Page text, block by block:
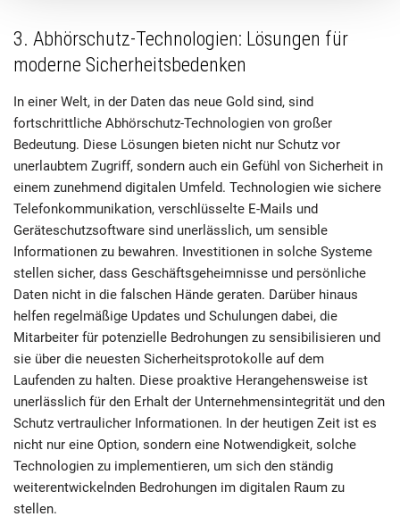
3. Abhörschutz-Technologien: Lösungen für
moderne Sicherheitsbedenken
In einer Welt, in der Daten das neue Gold sind, sind
fortschrittliche Abhörschutz-Technologien von großer
Bedeutung. Diese Lösungen bieten nicht nur Schutz vor
unerlaubtem Zugriff, sondern auch ein Gefühl von Sicherheit in
einem zunehmend digitalen Umfeld. Technologien wie sichere
Telefonkommunikation, verschlüsselte E-Mails und
Geräteschutzsoftware sind unerlässlich, um sensible
Informationen zu bewahren. Investitionen in solche Systeme
stellen sicher, dass Geschäftsgeheimnisse und persönliche
Daten nicht in die falschen Hände geraten. Darüber hinaus
helfen regelmäßige Updates und Schulungen dabei, die
Mitarbeiter für potenzielle Bedrohungen zu sensibilisieren und
sie über die neuesten Sicherheitsprotokolle auf dem
Laufenden zu halten. Diese proaktive Herangehensweise ist
unerlässlich für den Erhalt der Unternehmensintegrität und den
Schutz vertraulicher Informationen. In der heutigen Zeit ist es
nicht nur eine Option, sondern eine Notwendigkeit, solche
Technologien zu implementieren, um sich den ständig
weiterentwickelnden Bedrohungen im digitalen Raum zu
stellen.